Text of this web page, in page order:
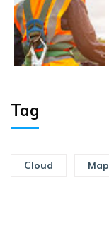
Tag
Cloud Map